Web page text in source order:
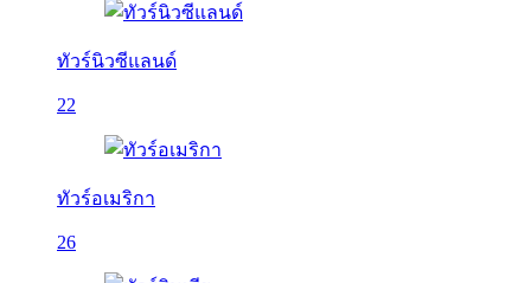
ทัวร์นิวซีแลนด์
22
ทัวร์อเมริกา
26